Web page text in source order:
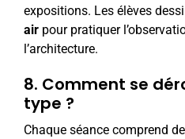
expositions. Les élèves
air pour pratiquer
l’architecture.
8. Comment se
type ?
Chaque séance comprend